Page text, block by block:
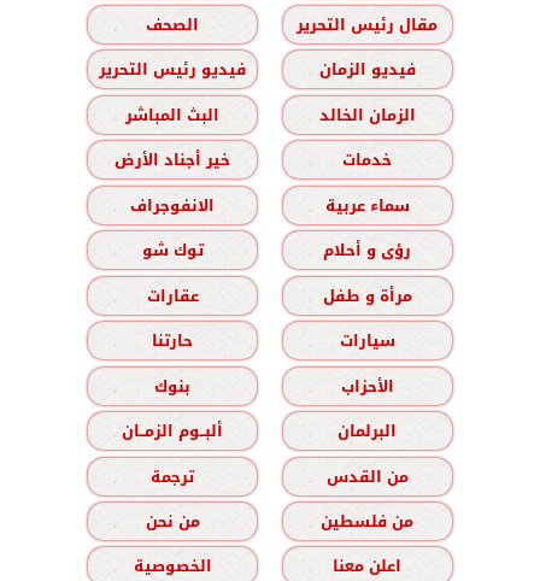
مقال رئيس التحرير
الصحف
فيديو الزمان
فيديو رئيس التحرير
الزمان الخالد
البث المباشر
خدمات
خير أجناد الأرض
سماء عربية
الانفوجراف
رؤى و أحلام
توك شو
مرأة و طفل
عقارات
سيارات
حارتنا
الأحزاب
بنوك
البرلمان
ألبــوم الزمــان
من القدس
ترجمة
من فلسطين
من نحن
اعلن معنا
الخصوصية